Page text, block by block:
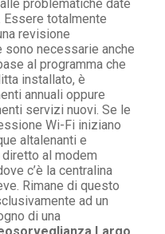
problematiche date
totalmente
revisione
necessarie anche
al programma che
installato, è
annuali oppure
servizi nuovi. Se le
Wi-Fi iniziano
altalenanti e
al modem
c’è la centralina
Rimane di questo
ad un
di una
Largo